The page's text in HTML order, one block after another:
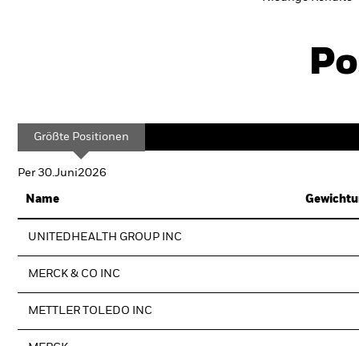
Größte Positionen
Per 30.Juni2026
Name
UNITEDHEALTH GROUP INC
MERCK & CO INC
METTLER TOLEDO INC